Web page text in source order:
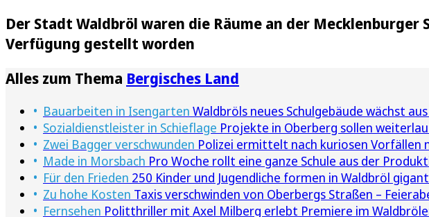
Der Stadt Waldbröl waren die Räume an der
Verfügung gestellt worden
Alles zum Thema Bergisches Land
Bauarbeiten in Isengarten Waldbröls neues Schulgebäude wächst
Sozialdienstleister in Schieflage Projekte in Oberberg sollen
Zwei Bagger verschwunden Polizei ermittelt nach kuriosen Vorfällen
Made in Morsbach Pro Woche rollt eine ganze Schule aus der
Für den Frieden 250 Kinder und Jugendliche formen in Waldbröl
Zu hohe Kosten Taxis verschwinden von Oberbergs Straßen –
Fernsehen Politthriller mit Axel Milberg erlebt Premiere im